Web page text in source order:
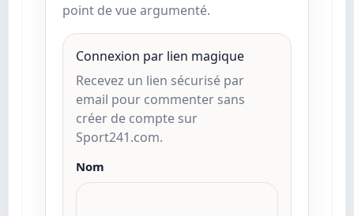
point de vue argumenté.
Connexion par lien magique
Recevez un lien sécurisé par
email pour commenter sans
créer de compte sur
Sport241.com.
Nom